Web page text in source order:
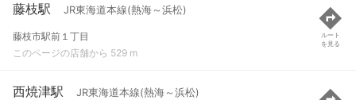
藤枝駅 JR東海道本線(熱海～浜松)
藤枝市駅前１丁目
このページの店舗から 529 m
ルート
を見る
西焼津駅 JR東海道本線(熱海～浜松)